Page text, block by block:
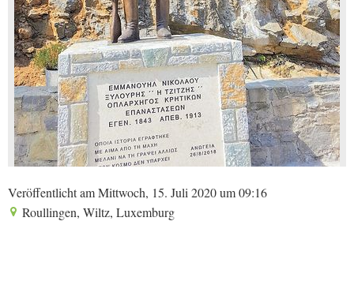
Veröffentlicht am Mittwoch, 15. Juli 2020 um 09:16
Roullingen, Wiltz, Luxemburg